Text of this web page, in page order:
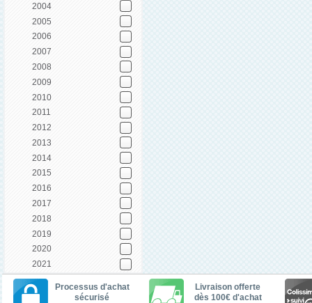
2004
2005
2006
2007
2008
2009
2010
2011
2012
2013
2014
2015
2016
2017
2018
2019
2020
2021
Processus d'achat
sécurisé
Livraison offerte
dès 100€ d'achat